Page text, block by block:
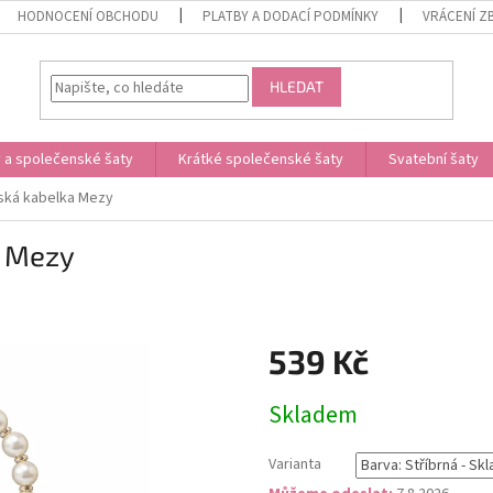
HODNOCENÍ OBCHODU PLATBY A DODACÍ PODMÍNKY VRÁCENÍ
HLEDAT
společenské šaty Krátké společenské šaty Svatební šaty
kabelka Mezy
539 Kč
cena:
Skladem
Varianta